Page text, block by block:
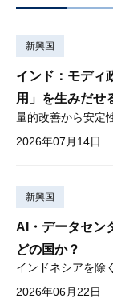
新興国
インド：モディ
用」を生みだせ
2026年07月14日
新興国
AI・データセン
どの国か？
2026年06月22日